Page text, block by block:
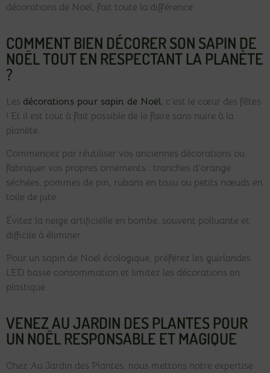
décorations de Noël, fait toute la différence.
COMMENT BIEN DÉCORER SON SAPIN DE
NOËL TOUT EN RESPECTANT LA PLANÈTE
?
Les décorations pour sapin de Noël, c’est le cœur des fêtes
! Et il est tout à fait possible de le faire sans nuire à la
planète.
Commencez par réutiliser vos anciennes décorations ou
fabriquer vos propres ornements : tranches d’orange
séchées, pommes de pin, rubans en tissu ou petits nœuds en
toile de jute.
Évitez la neige artificielle en bombe, souvent polluante et
difficile à éliminer.
Pour un sapin de Noël écologique, préférez les guirlandes
LED basse consommation et limitez les décorations en
plastique.
VENEZ AU JARDIN DES PLANTES POUR
UN NOËL RESPONSABLE ET MAGIQUE
Chez Au Jardin des Plantes, nous mettons notre expertise